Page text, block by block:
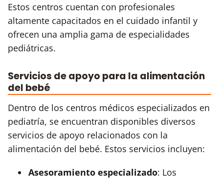
Estos centros cuentan con profesionales
altamente capacitados en el cuidado infantil y
ofrecen una amplia gama de especialidades
pediátricas.
Servicios de apoyo para la alimentación
del bebé
Dentro de los centros médicos especializados en
pediatría, se encuentran disponibles diversos
servicios de apoyo relacionados con la
alimentación del bebé. Estos servicios incluyen:
Asesoramiento especializado: Los